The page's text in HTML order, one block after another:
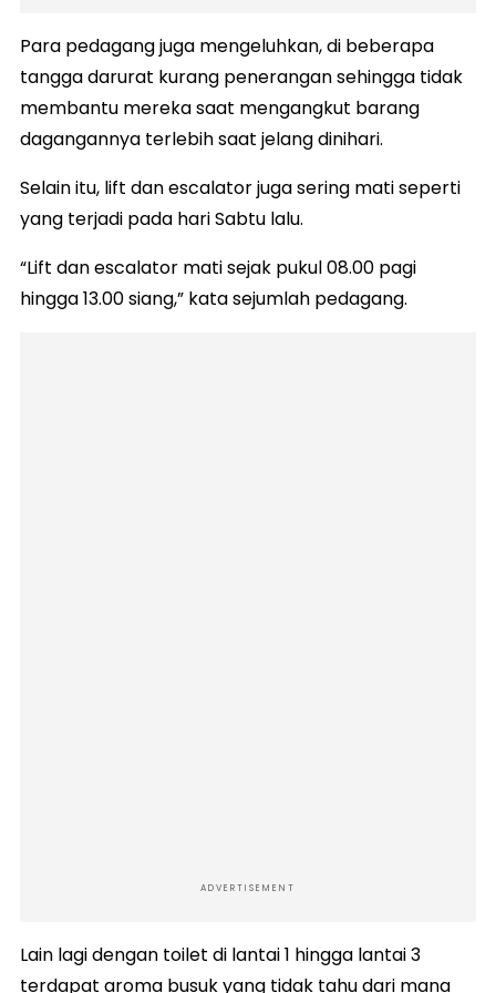
Para pedagang juga mengeluhkan, di beberapa
tangga darurat kurang penerangan sehingga tidak
membantu mereka saat mengangkut barang
dagangannya terlebih saat jelang dinihari.
Selain itu, lift dan escalator juga sering mati seperti
yang terjadi pada hari Sabtu lalu.
“Lift dan escalator mati sejak pukul 08.00 pagi
hingga 13.00 siang,” kata sejumlah pedagang.
ADVERTISEMENT
Lain lagi dengan toilet di lantai 1 hingga lantai 3
terdapat aroma busuk yang tidak tahu dari mana